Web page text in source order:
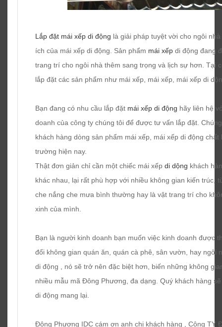
Lắp đặt mái xếp di động là giải pháp tuyệt vời cho ngôi
ích của mái xếp di động. Sản phẩm mái xếp di động đang
trang trí cho ngôi nhà thêm sang trọng và lịch sự hơn. Tại
lắp đặt các sản phẩm như mái xếp, mái xếp, mái xếp di
Bạn đang có nhu cầu lắp đặt mái xếp di động hãy liên hệ
doanh của công ty chúng tôi để được tư vấn lắp đặt.
khách hàng dòng sản phẩm mái xếp, mái xếp di động
trường hiện nay.
Thật đơn giản chỉ cần một chiếc mái xếp di dộng khách
khác nhau, lại rất phù hợp với nhiều không gian kiến trúc,
che nắng che mưa bình thường hay là vật trang trí cho
xinh của mình.
Bạn là người kinh doanh bạn muốn việc kinh doanh được
đổi không gian quán ăn, quán cà phê, sân vườn, hay ngôi
di động , nó sẽ trở nên đặc biệt hơn, biến những không
nhiều mẫu mã Đông Phương, đa dạng. Quý khách hàng
di động mang lại.
Đông Phương IDC cám ơn anh chị khách hàng , Công TY